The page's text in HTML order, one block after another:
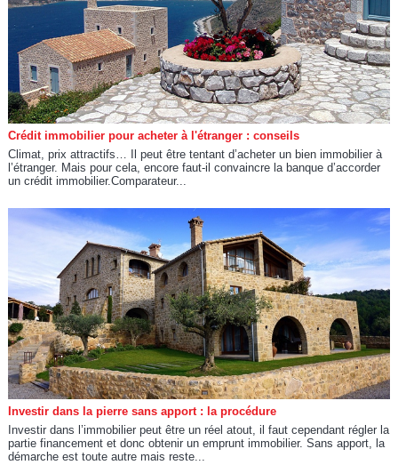
Crédit immobilier pour acheter à l'étranger : conseils
Climat, prix attractifs… Il peut être tentant d’acheter un bien immobilier à
l’étranger. Mais pour cela, encore faut-il convaincre la banque d’accorder
un crédit immobilier.Comparateur...
Investir dans la pierre sans apport : la procédure
Investir dans l’immobilier peut être un réel atout, il faut cependant régler la
partie financement et donc obtenir un emprunt immobilier. Sans apport, la
démarche est toute autre mais reste...